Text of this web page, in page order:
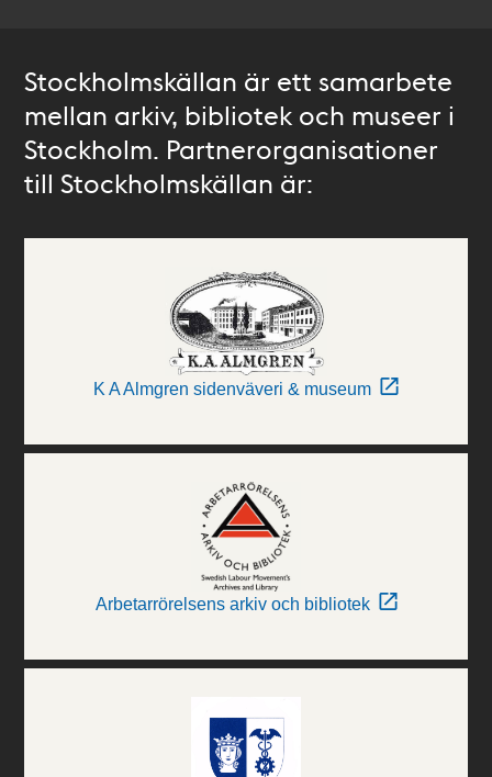
Stockholmskällan är ett samarbete
mellan arkiv, bibliotek och museer i
Stockholm. Partnerorganisationer
till Stockholmskällan är:
K A Almgren sidenväveri & museum
Arbetarrörelsens arkiv och bibliotek